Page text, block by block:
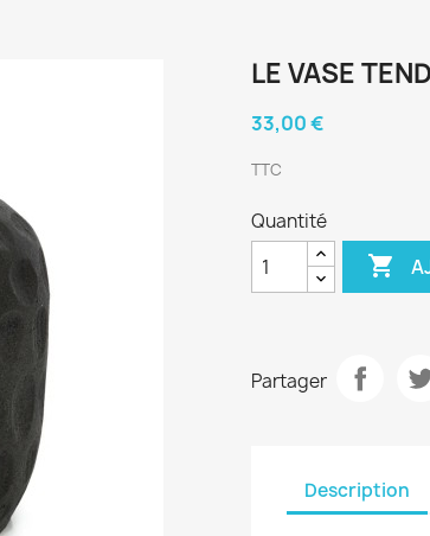
LE VASE
33,00 €
TTC
Quantité

Partager
Description